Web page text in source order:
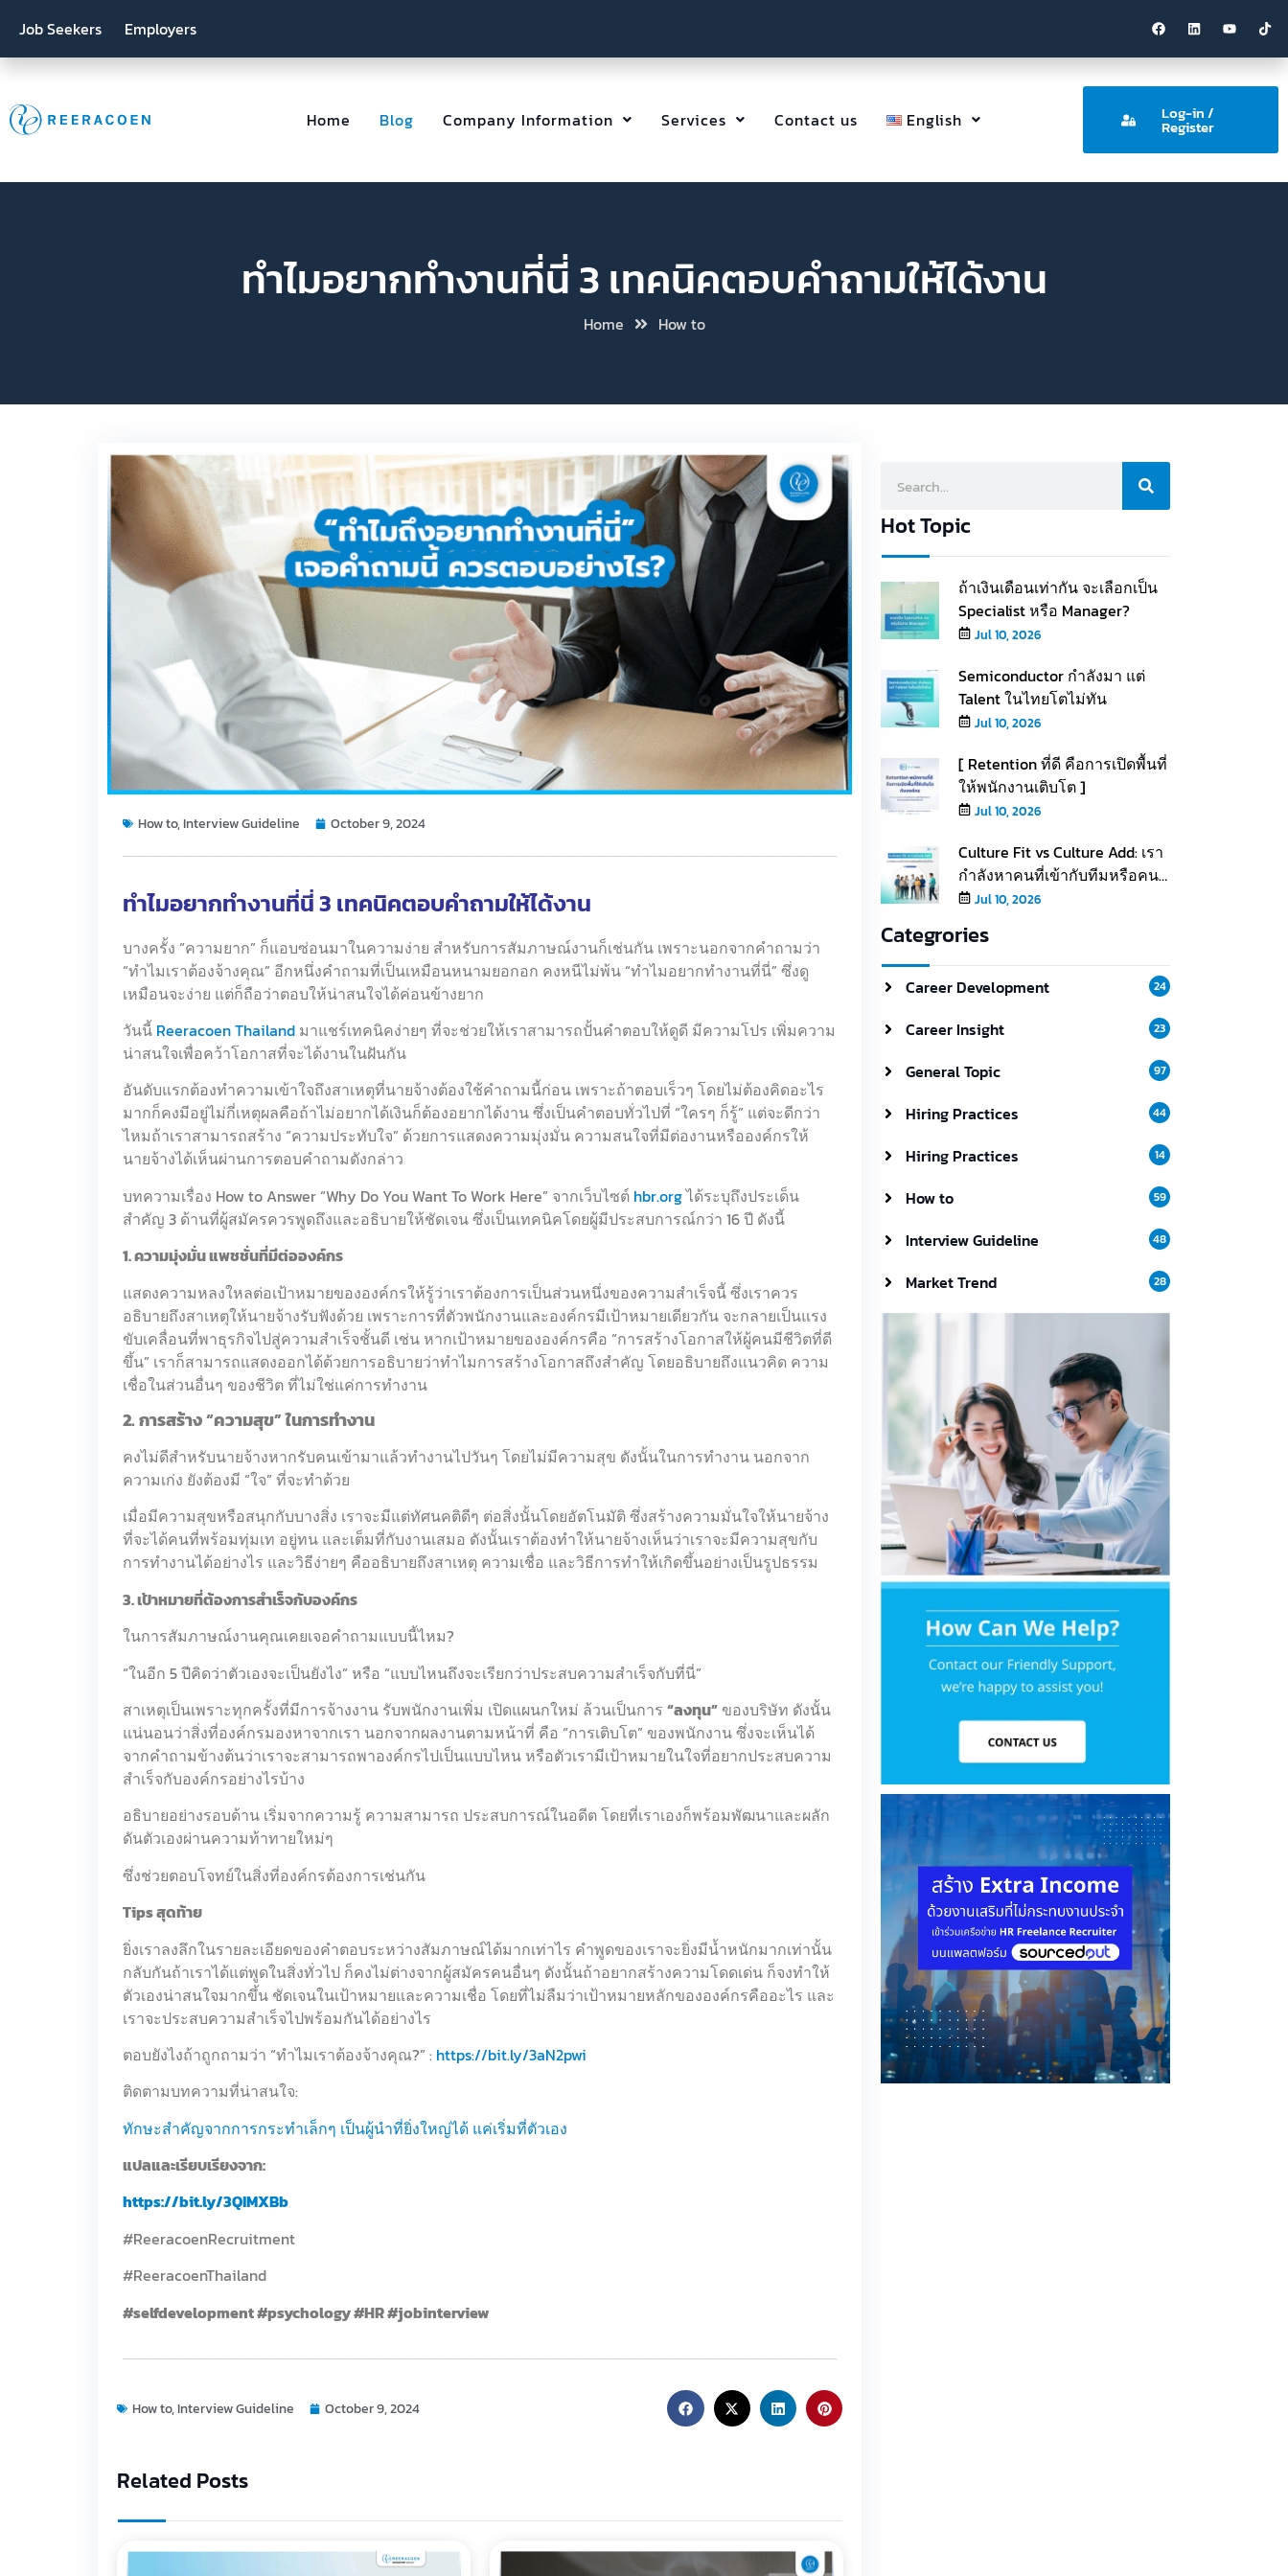
Job Seekers Employers
Home Blog Company Information Services Contact us English Log-in /
Register
ทำไมอยากทำงานที่นี่ 3 เทคนิคตอบคำถามให้ได้งาน
Home How to
How to,Interview Guideline October 9, 2024
ทำไมอยากทำงานที่นี่ 3 เทคนิคตอบคำถามให้ได้งาน
บางครั้ง “ความยาก” ก็แอบซ่อนมาในความง่าย สำหรับการสัมภาษณ์งานก็เช่นกัน เพราะนอกจากคำถามว่า
“ทำไมเราต้องจ้างคุณ” อีกหนึ่งคำถามที่เป็นเหมือนหนามยอกอก คงหนีไม่พ้น “ทำไมอยากทำงานที่นี่” ซึ่งดู
เหมือนจะง่าย แต่ก็ถือว่าตอบให้น่าสนใจได้ค่อนข้างยาก
วันนี้ Reeracoen Thailand มาแชร์เทคนิคง่ายๆ ที่จะช่วยให้เราสามารถปั้นคำตอบให้ดูดี มีความโปร เพิ่มความ
น่าสนใจเพื่อคว้าโอกาสที่จะได้งานในฝันกัน
อันดับแรกต้องทำความเข้าใจถึงสาเหตุที่นายจ้างต้องใช้คำถามนี้ก่อน เพราะถ้าตอบเร็วๆ โดยไม่ต้องคิดอะไร
มากก็คงมีอยู่ไม่กี่เหตุผลคือถ้าไม่อยากได้เงินก็ต้องอยากได้งาน ซึ่งเป็นคำตอบทั่วไปที่ “ใครๆ ก็รู้” แต่จะดีกว่า
ไหมถ้าเราสามารถสร้าง “ความประทับใจ” ด้วยการแสดงความมุ่งมั่น ความสนใจที่มีต่องานหรือองค์กรให้
นายจ้างได้เห็นผ่านการตอบคำถามดังกล่าว
บทความเรื่อง How to Answer “Why Do You Want To Work Here” จากเว็บไซต์ hbr.orgได้ระบุถึงประเด็น
สำคัญ 3 ด้านที่ผู้สมัครควรพูดถึงและอธิบายให้ชัดเจน ซึ่งเป็นเทคนิคโดยผู้มีประสบการณ์กว่า 16 ปี ดังนี้
1. ความมุ่งมั่น แพชชั่นที่มีต่อองค์กร
แสดงความหลงใหลต่อเป้าหมายขององค์กรให้รู้ว่าเราต้องการเป็นส่วนหนึ่งของความสำเร็จนี้ ซึ่งเราควร
อธิบายถึงสาเหตุให้นายจ้างรับฟังด้วย เพราะการที่ตัวพนักงานและองค์กรมีเป้าหมายเดียวกัน จะกลายเป็นแรง
ขับเคลื่อนที่พาธุรกิจไปสู่ความสำเร็จชั้นดี เช่น หากเป้าหมายขององค์กรคือ “การสร้างโอกาสให้ผู้คนมีชีวิตที่ดี
ขึ้น” เราก็สามารถแสดงออกได้ด้วยการอธิบายว่าทำไมการสร้างโอกาสถึงสำคัญ โดยอธิบายถึงแนวคิด ความ
เชื่อในส่วนอื่นๆ ของชีวิต ที่ไม่ใช่แค่การทำงาน
2. การสร้าง “ความสุข” ในการทำงาน
คงไม่ดีสำหรับนายจ้างหากรับคนเข้ามาแล้วทำงานไปวันๆ โดยไม่มีความสุข ดังนั้นในการทำงาน นอกจาก
ความเก่ง ยังต้องมี “ใจ” ที่จะทำด้วย
เมื่อมีความสุขหรือสนุกกับบางสิ่ง เราจะมีแต่ทัศนคติดีๆ ต่อสิ่งนั้นโดยอัตโนมัติ ซึ่งสร้างความมั่นใจให้นายจ้าง
ที่จะได้คนที่พร้อมทุ่มเท อยู่ทน และเต็มที่กับงานเสมอ ดังนั้นเราต้องทำให้นายจ้างเห็นว่าเราจะมีความสุขกับ
การทำงานได้อย่างไร และวิธีง่ายๆ คืออธิบายถึงสาเหตุ ความเชื่อ และวิธีการทำให้เกิดขึ้นอย่างเป็นรูปธรรม
3. เป้าหมายที่ต้องการสำเร็จกับองค์กร
ในการสัมภาษณ์งานคุณเคยเจอคำถามแบบนี้ไหม?
“ในอีก 5 ปีคิดว่าตัวเองจะเป็นยังไง” หรือ “แบบไหนถึงจะเรียกว่าประสบความสำเร็จกับที่นี่”
สาเหตุเป็นเพราะทุกครั้งที่มีการจ้างงาน รับพนักงานเพิ่ม เปิดแผนกใหม่ ล้วนเป็นการ “ลงทุน” ของบริษัท ดังนั้น
แน่นอนว่าสิ่งที่องค์กรมองหาจากเรา นอกจากผลงานตามหน้าที่ คือ “การเติบโต” ของพนักงาน ซึ่งจะเห็นได้
จากคำถามข้างต้นว่าเราจะสามารถพาองค์กรไปเป็นแบบไหน หรือตัวเรามีเป้าหมายในใจที่อยากประสบความ
สำเร็จกับองค์กรอย่างไรบ้าง
อธิบายอย่างรอบด้าน เริ่มจากความรู้ ความสามารถ ประสบการณ์ในอดีต โดยที่เราเองก็พร้อมพัฒนาและผลัก
ดันตัวเองผ่านความท้าทายใหม่ๆ
ซึ่งช่วยตอบโจทย์ในสิ่งที่องค์กรต้องการเช่นกัน
Tips สุดท้าย
ยิ่งเราลงลึกในรายละเอียดของคำตอบระหว่างสัมภาษณ์ได้มากเท่าไร คำพูดของเราจะยิ่งมีน้ำหนักมากเท่านั้น
กลับกันถ้าเราได้แต่พูดในสิ่งทั่วไป ก็คงไม่ต่างจากผู้สมัครคนอื่นๆ ดังนั้นถ้าอยากสร้างความโดดเด่น ก็จงทำให้
ตัวเองน่าสนใจมากขึ้น ชัดเจนในเป้าหมายและความเชื่อ โดยที่ไม่ลืมว่าเป้าหมายหลักขององค์กรคืออะไร และ
เราจะประสบความสำเร็จไปพร้อมกันได้อย่างไร
ตอบยังไงถ้าถูกถามว่า “ทำไมเราต้องจ้างคุณ?” : https://bit.ly/3aN2pwi
ติดตามบทความที่น่าสนใจ:
ทักษะสำคัญจากการกระทำเล็กๆ เป็นผู้นำที่ยิ่งใหญ่ได้ แค่เริ่มที่ตัวเอง
แปลและเรียบเรียงจาก:
https://bit.ly/3QIMXBb
#ReeracoenRecruitment
#ReeracoenThailand
#selfdevelopment #psychology #HR #jobinterview
How to,Interview Guideline October 9, 2024
Related Posts
Hot Topic
ถ้าเงินเดือนเท่ากัน จะเลือกเป็น
Specialist หรือ Manager?
Jul 10, 2026
Semiconductor กำลังมา แต่
Talent ในไทยโตไม่ทัน
Jul 10, 2026
[ Retention ที่ดี คือการเปิดพื้นที่
ให้พนักงานเติบโต ]
Jul 10, 2026
Culture Fit vs Culture Add: เรา
กำลังหาคนที่เข้ากับทีมหรือคนที่
เติมเต็มให้ทีม
Jul 10, 2026
Categrories
Career Development 24
Career Insight 23
General Topic 97
Hiring Practices 44
Hiring Practices 14
How to 59
Interview Guideline 48
Market Trend 28